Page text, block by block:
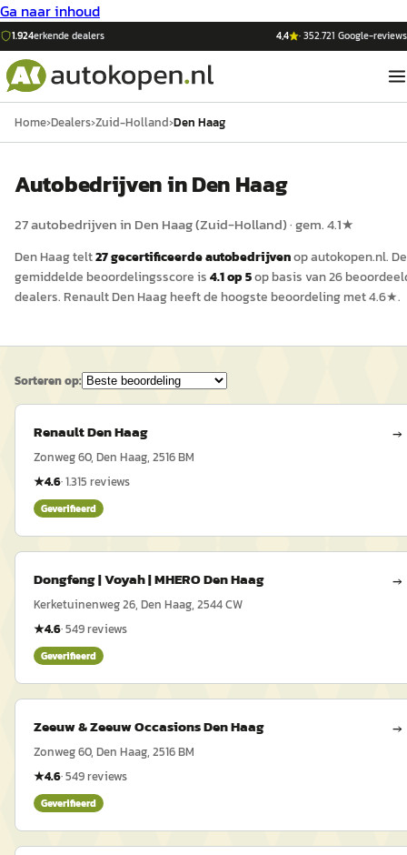
Ga naar inhoud
1.924erkende dealers 4,4 ·352.721 Google-reviews
Home›Dealers›Zuid-Holland›Den Haag
Autobedrijven inDen Haag
27autobedrijven in Den Haag(Zuid-Holland)· gem.4.1★
Den Haagtelt27gecertificeerdeautobedrijvenopautokopen.nl. De
gemiddelde beoordelingsscore is4.1op 5op basis van26
dealers. Renault Den Haagheeft de hoogste beoordeling met4.6★.
Sorteren op:
Renault Den Haag →
Zonweg 60, Den Haag, 2516 BM
★4.6·1.315 reviews
Geverifieerd
Dongfeng | Voyah | MHERO Den Haag →
Kerketuinenweg 26, Den Haag, 2544 CW
★4.6·549reviews
Geverifieerd
Zeeuw & Zeeuw Occasions Den Haag →
Zonweg 60, Den Haag, 2516 BM
★4.6·549reviews
Geverifieerd